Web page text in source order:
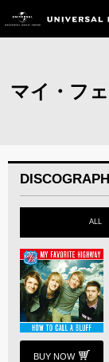
マイ・フ
ALL
BUY NOW